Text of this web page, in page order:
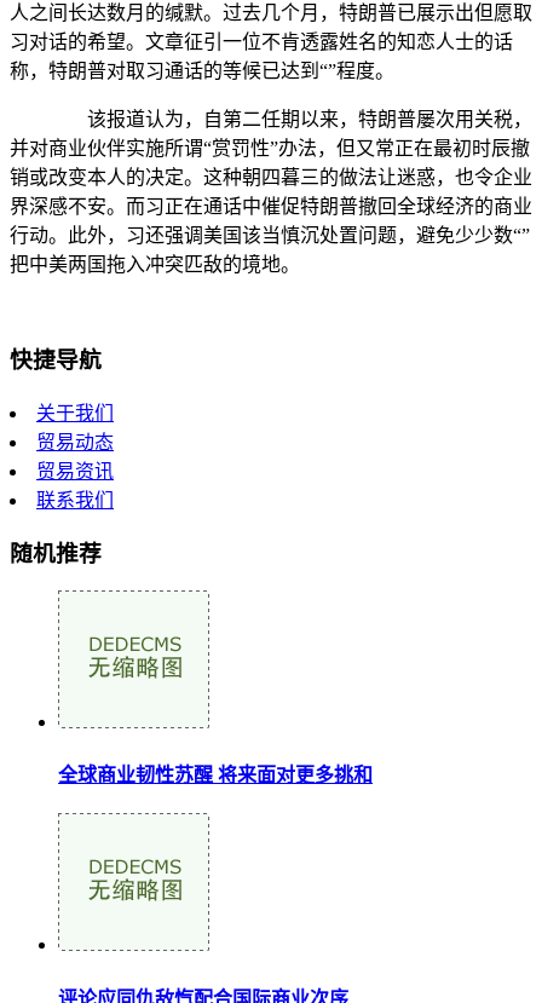
人之间长达数月的缄默。过去几个月，特朗普已展示出但愿取
习对话的希望。文章征引一位不肯透露姓名的知恋人士的话
称，特朗普对取习通话的等候已达到“”程度。
该报道认为，自第二任期以来，特朗普屡次用关税，
并对商业伙伴实施所谓“赏罚性”办法，但又常正在最初时辰撤
销或改变本人的决定。这种朝四暮三的做法让迷惑，也令企业
界深感不安。而习正在通话中催促特朗普撤回全球经济的商业
行动。此外，习还强调美国该当慎沉处置问题，避免少少数“”
把中美两国拖入冲突匹敌的境地。
快捷导航
关于我们
贸易动态
贸易资讯
联系我们
随机推荐
全球商业韧性苏醒 将来面对更多挑和
评论应同仇敌忾配合国际商业次序